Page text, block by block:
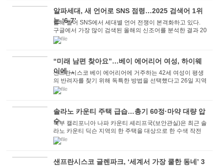
알파세대, 새 언어로 SNS 점령…2025 검색어 1위
는 ‘6-7’
올해 들어 SNS에서 세대별 언어 전쟁이 본격화하고 있다.
구글에서 가장 많이 검색된 올해의 신조어를 분석한 결과 20
10년 이후 태어난 이른바 '알파세대'...
“미래 남편 찾아요”…베이 에어리어 여성, 하이웨
이에 ...
샌프란시스코 베이 에어리어에 거주하는 42세 여성이 평생
의 반려자를 찾기 위해 독특한 방법을 선택했다고 26일 지역
방송국 KTVU 뉴스가 보도했다. KTVU는 이번...
솔라노 카운티 주택 급습…총기 60정·마약 대량 압
수
북부 캘리포니아 나파 카운티 셰리프국(보안관실)은 최근 솔
라노 카운티 딕슨 지역의 한 주택을 대상으로 한 수색 작전
에서 60정의 총기와 수 킬로그램의 마약, ...
샌프란시스코 글렌파크, ‘세계서 가장 쿨한 동네’ 3